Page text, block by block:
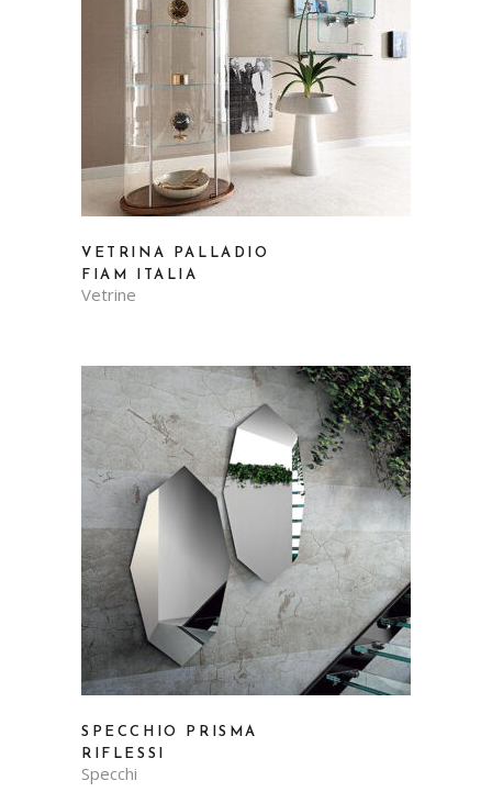
VETRINA PALLADIO
FIAM ITALIA
Vetrine
SPECCHIO PRISMA
RIFLESSI
Specchi